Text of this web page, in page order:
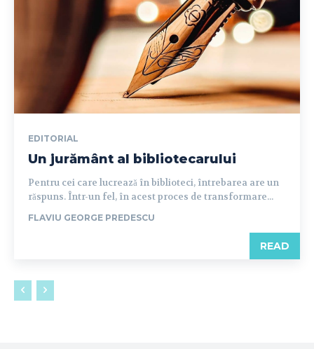
EDITORIAL
Un jurământ al bibliotecarului
Pentru cei care lucrează în biblioteci, întrebarea are un
răspuns. Într-un fel, în acest proces de transformare...
FLAVIU GEORGE PREDESCU
READ